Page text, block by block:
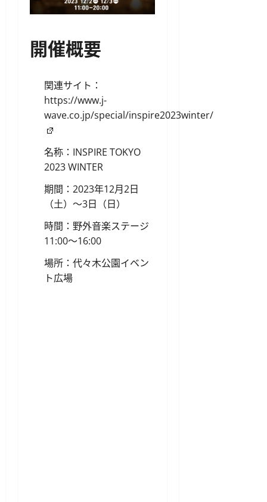
開催概要
関連サイト：
https://www.j-
wave.co.jp/special/inspire2023winter/
名称：INSPIRE TOKYO
2023 WINTER
期間：2023年12月2日
（土）〜3日（日）
時間：野外音楽ステージ
11:00〜16:00
場所：代々木公園イベン
ト広場